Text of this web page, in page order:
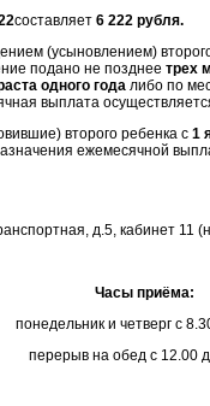
составляет 6 222 рубля.
(усыновлением)
подано не позднее трех
одного года либо по
выплата
второго ребенка с 1
ежемесячной
д.5, кабинет 11
Часы приёма:
понедельник и четверг с
перерыв на обед с 12.00